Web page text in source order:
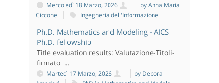
Mercoledì 18 Marzo, 2026
by Anna Maria
Ciccone
Ingegneria dell'Informazione
Ph.D. Mathematics and Modeling - AICS
Ph.D. fellowship
Title evaluation results: Valutazione-Titoli-
firmato ...
Martedì 17 Marzo, 2026
by Debora